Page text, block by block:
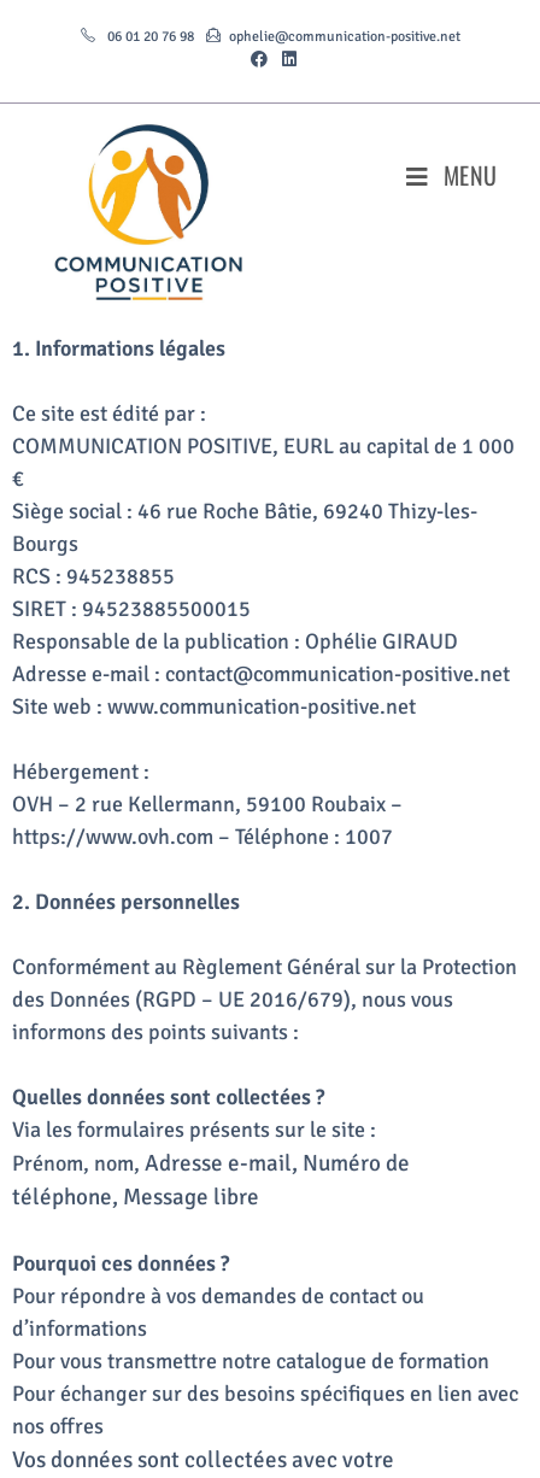
06 01 20 76 98 ophelie@communication-positive.net
MENU
1. Informations légales
Ce site est édité par :
COMMUNICATION POSITIVE, EURL au capital de 1 000
€
Siège social : 46 rue Roche Bâtie, 69240 Thizy-les-
Bourgs
RCS : 945238855
SIRET : 94523885500015
Responsable de la publication : Ophélie GIRAUD
Adresse e-mail : contact@communication-positive.net
Site web : www.communication-positive.net
Hébergement :
OVH – 2 rue Kellermann, 59100 Roubaix –
https://www.ovh.com – Téléphone : 1007
2. Données personnelles
Conformément au Règlement Général sur la Protection
des Données (RGPD – UE 2016/679), nous vous
informons des points suivants :
Quelles données sont collectées ?
Via les formulaires présents sur le site :
Prénom, nom, Adresse e-mail, Numéro de
téléphone, Message libre
Pourquoi ces données ?
Pour répondre à vos demandes de contact ou
d’informations
Pour vous transmettre notre catalogue de formation
Pour échanger sur des besoins spécifiques en lien avec
nos offres
Vos données sont collectées avec votre